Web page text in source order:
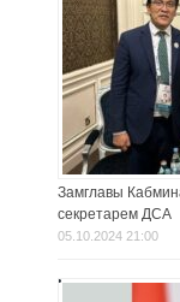
Замглавы
секретарем ДСА
05.10.2024 21:00